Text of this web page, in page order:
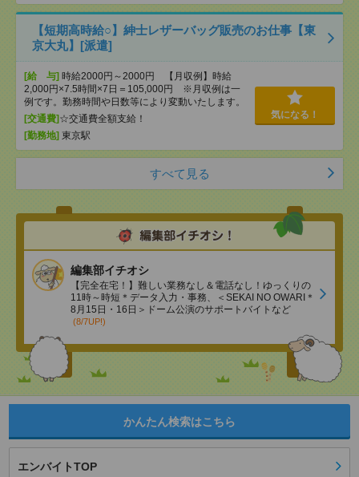
【短期高時給○】紳士レザーバッグ販売のお仕事【東
京大丸】[派遣]
[給 与] 時給2000円～2000円 【月収例】時給
2,000円×7.5時間×7日＝105,000円 ※月収例は一
例です。勤務時間や日数等により変動いたします。
[交通費] ☆交通費全額支給！
[勤務地] 東京駅
気になる！
すべて見る
編集部イチオシ
【完全在宅！】難しい業務なし＆電話なし！ゆっくりの
11時～時短＊データ入力・事務、＜SEKAI NO OWARI＊
8月15日・16日＞ドーム公演のサポートバイトなど
(8/7UP!)
かんたん検索はこちら
エンバイトTOP